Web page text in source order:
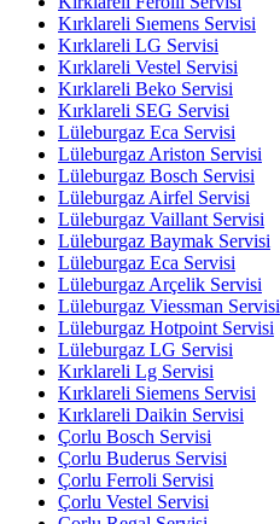
Kırklareli Sıemens Servisi
Kırklareli LG Servisi
Kırklareli Vestel Servisi
Kırklareli Beko Servisi
Kırklareli SEG Servisi
Lüleburgaz Eca Servisi
Lüleburgaz Ariston Servisi
Lüleburgaz Bosch Servisi
Lüleburgaz Airfel Servisi
Lüleburgaz Vaillant Servisi
Lüleburgaz Baymak Servisi
Lüleburgaz Eca Servisi
Lüleburgaz Arçelik Servisi
Lüleburgaz Viessman Servisi
Lüleburgaz Hotpoint Servisi
Lüleburgaz LG Servisi
Kırklareli Lg Servisi
Kırklareli Siemens Servisi
Kırklareli Daikin Servisi
Çorlu Bosch Servisi
Çorlu Buderus Servisi
Çorlu Ferroli Servisi
Çorlu Vestel Servisi